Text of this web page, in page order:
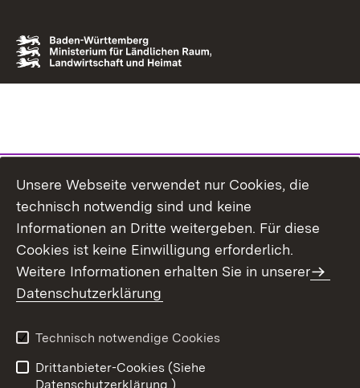
Unsere Webseite verwendet nur Cookies, die
technisch notwendig sind und keine
Informationen an Dritte weitergeben. Für diese
Cookies ist keine Einwilligung erforderlich.
Weitere Informationen erhalten Sie in unserer
Datenschutzerklärung
Technisch notwendige Cookies
Drittanbieter-Cookies (Siehe
Datenschutzerklärung.)